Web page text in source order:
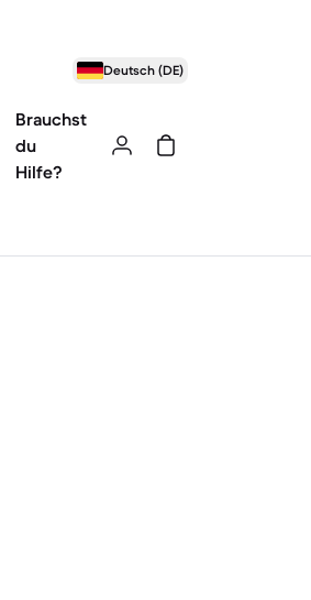
Deutsch (DE)
Brauchst
du
Hilfe?